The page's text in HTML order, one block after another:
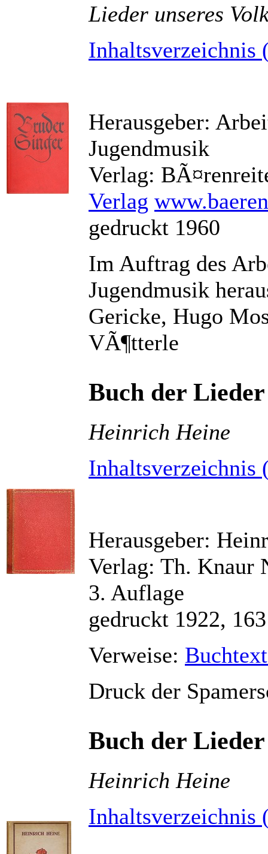
Lieder unseres
Inhaltsverzeichnis
Herausgeber:
Jugendmusik
Verlag:
Verlag
gedruckt 1960
Im Auftrag des
Jugendmusik
Gericke, Hugo
VÃ¶tterle
Buch der Lieder
Heinrich Heine
Inhaltsverzeichnis
Herausgeber:
Verlag: Th. Knaur
3. Auflage
gedruckt 1922,
Verweise:
Druck der
Buch der Lieder
Heinrich Heine
Inhaltsverzeichnis